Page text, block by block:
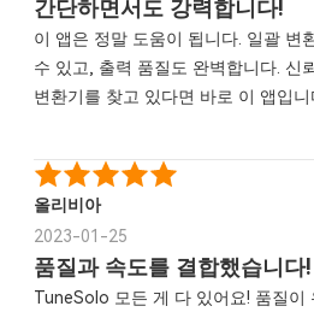
간단하면서도 강력합니다!
이 앱은 정말 도움이 됩니다. 일괄 변
수 있고, 출력 품질도 완벽합니다. 신
변환기를 찾고 있다면 바로 이 앱입니
올리비아
2023-01-25
품질과 속도를 결합했습니다!
TuneSolo 모든 게 다 있어요! 품질이